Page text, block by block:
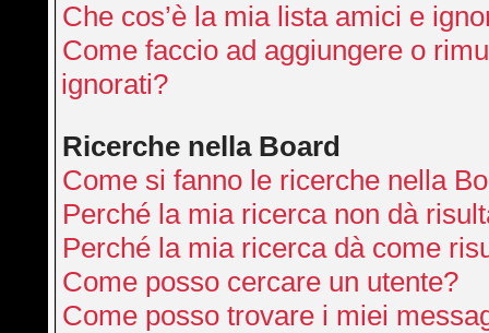
Che cos’è la mia lista amici e
Come faccio ad aggiungere o
ignorati?
Ricerche nella Board
Come si fanno le ricerche nella
Perché la mia ricerca non dà
Perché la mia ricerca dà come
Come posso cercare un utente?
Come posso trovare i miei